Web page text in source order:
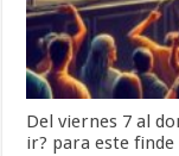
Del viernes 7 al
ir? para este finde